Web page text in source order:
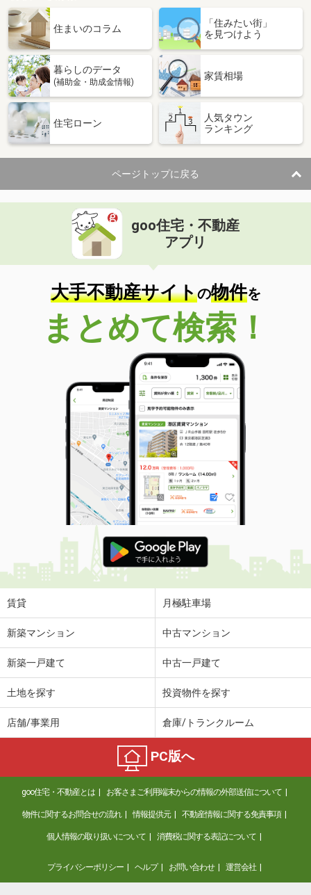
住まいのコラム
「住みたい街」
を見つけよう
暮らしのデータ
(補助金・助成金情報)
家賃相場
住宅ローン
人気タウン
ランキング
ページトップに戻る
goo住宅・不動産
アプリ
大手不動産サイトの物件を
まとめて検索！
賃貸 月極駐車場
新築マンション 中古マンション
新築一戸建て 中古一戸建て
土地を探す 投資物件を探す
店舗/事業用 倉庫/トランクルーム
PC版へ
goo住宅・不動産とは お客さまご利用端末からの情報の外部送信について
物件に関するお問合せの流れ 情報提供元 不動産情報に関する免責事項
個人情報の取り扱いについて 消費税に関する表記について
プライバシーポリシー ヘルプ お問い合わせ 運営会社